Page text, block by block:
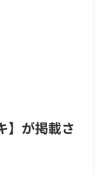
】が掲載さ